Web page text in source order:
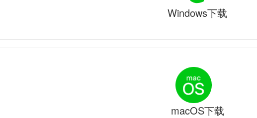
Windows下载
macOS下载